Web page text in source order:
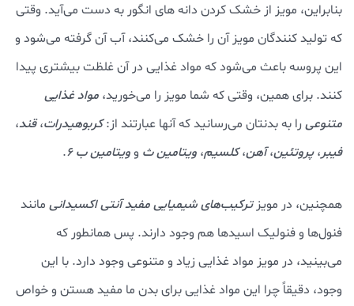
بنابراین، مویز از خشک کردن دانه‌ های انگور به دست می‌آید. وقتی
که تولید کنندگان مویز آن را خشک می‌کنند، آب آن گرفته می‌شود و
این پروسه باعث می‌شود که مواد غذایی در آن غلظت بیشتری پیدا
کنند. برای همین، وقتی که شما مویز را می‌خورید، مواد غذایی
متنوعی را به بدنتان می‌رسانید که آنها عبارتند از:کربوهیدرات،قند،
فیبر،پروتئین،آهن،کلسیم، ویتامین ث وویتامین ب 6 .
همچنین، در مویزترکیب‌های شیمیایی مفید آنتی اکسیدانی مانند
فنول‌ها و فنولیک اسیدها هم وجود دارند. پس همانطور که
می‌بینید، در مویز مواد غذایی زیاد و متنوعی وجود دارد. با این
وجود، دقیقاً چرا این مواد غذایی برای بدن ما مفید هستن و خواص